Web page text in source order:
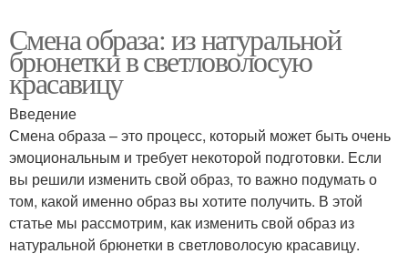
Смена образа: из натуральной
брюнетки в светловолосую
красавицу
Введение
Смена образа – это процесс, который может быть очень
эмоциональным и требует некоторой подготовки. Если
вы решили изменить свой образ, то важно подумать о
том, какой именно образ вы хотите получить. В этой
статье мы рассмотрим, как изменить свой образ из
натуральной брюнетки в светловолосую красавицу.